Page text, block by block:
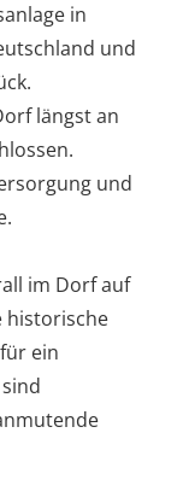
in
und
längst an
und
im Dorf auf
historische
ein